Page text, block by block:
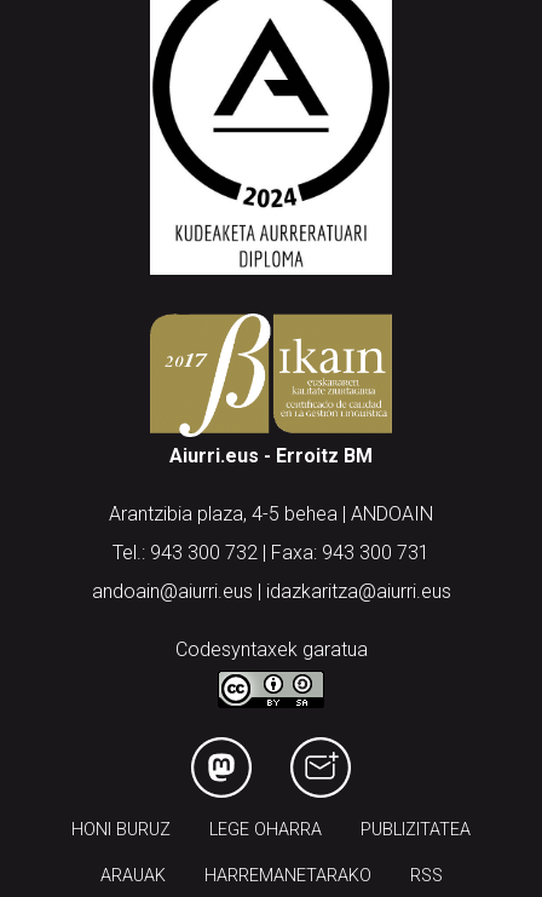
Aiurri.eus - Erroitz BM
Arantzibia plaza, 4-5 behea | ANDOAIN
Tel.: 943 300 732 | Faxa: 943 300 731
andoain@aiurri.eus | idazkaritza@aiurri.eus
Codesyntaxek garatua
HONI BURUZ LEGE OHARRA PUBLIZITATEA
ARAUAK HARREMANETARAKO RSS